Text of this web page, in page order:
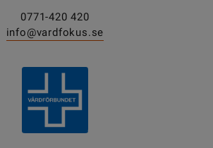
0771-420 420
info@vardfokus.se